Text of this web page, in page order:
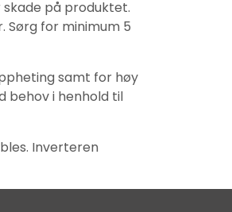
på produktet.
Sørg for minimum 5
samt for høy
behov i henhold til
Inverteren